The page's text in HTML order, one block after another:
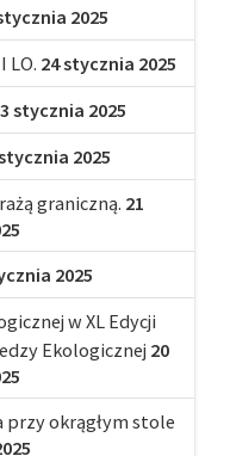
2025
LO. 24 stycznia 2025
stycznia 2025
2025
graniczną. 21
2025
w XL Edycji
Ekologicznej 20
przy okrągłym stole